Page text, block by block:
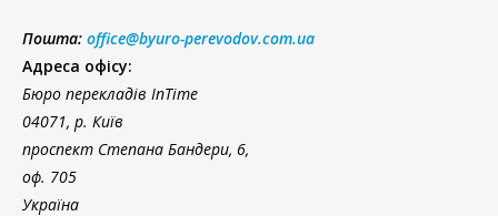
Пошта: office@byuro-perevodov.com.ua
Адреса офісу:
Бюро перекладів InTime
04071, р. Київ
проспект Степана Бандери, 6,
оф. 705
Україна